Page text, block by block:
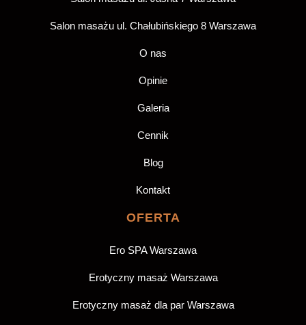
Salon masażu ul. Chałubińskiego 8 Warszawa
O nas
Opinie
Galeria
Cennik
Blog
Kontakt
OFERTA
Ero SPA Warszawa
Erotyczny masaż Warszawa
Erotyczny masaż dla par Warszawa